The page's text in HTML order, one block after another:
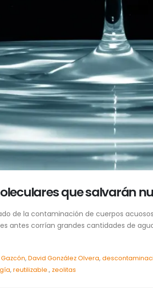
que salvarán
de la contaminación de cuerpos
antes corrían grandes cantidades de
, David González Olvera,
, reutilizable., zeolitas